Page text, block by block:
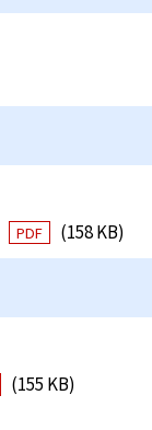
PDF (158 KB)
(155 KB)